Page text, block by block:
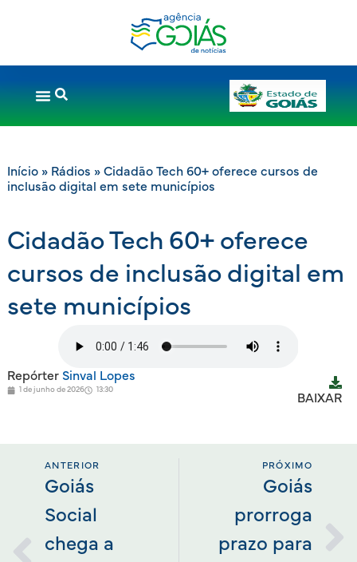
Início» Rádios » Cidadão Tech 60+ oferece cursos de
inclusão digital em sete municípios
Cidadão Tech 60+ oferece
cursos de inclusão digital em
sete municípios
RepórterSinval Lopes
1 de junho de 2026 13:30
BAIXAR
ANTERIOR
Goiás
Social
chega a
PRÓXIMO
Goiás
prorroga
prazo para